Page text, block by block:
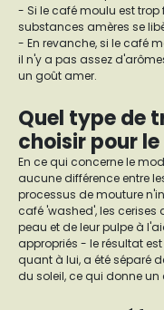
- Si le café moulu est
substances amères se
- En revanche, si le café
il n'y a pas assez
un goût amer.
Quel type de
choisir pour
En ce qui concerne le
aucune différence entre
processus de mouture
café 'washed', les cerises
peau et de leur pulpe à
appropriés - le résultat
quant à lui, a été séparé
du soleil, ce qui donne un